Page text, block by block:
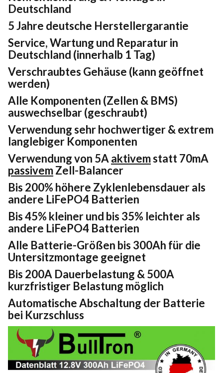
Deutschland
5 Jahre deutsche Herstellergarantie
Service, Wartung und Reparatur in
Deutschland (innerhalb 1 Tag)
Verschraubtes Gehäuse (kann geöffnet
werden)
Alle Komponenten (Zellen & BMS)
auswechselbar (geschraubt)
Verwendung sehr hochwertiger & extrem
langlebiger Komponenten
Verwendung von 5A aktivemstatt 70mA
passivemZell-Balancer
Bis 200% höhere Zyklenlebensdauer als
andere LiFePO4 Batterien
Bis 45% kleiner und bis 35% leichter als
andere LiFePO4 Batterien
Alle Batterie-Größen bis 300Ah für die
Untersitzmontage geeignet
Bis 200A Dauerbelastung & 500A
kurzfristiger Belastung möglich
Automatische Abschaltung der Batterie
bei Kurzschluss